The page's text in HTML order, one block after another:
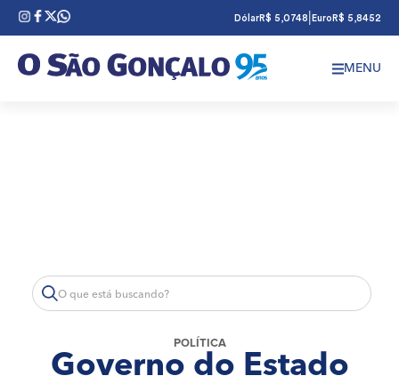
DólarR$ 5,0748 Euro R$ 5,8452
MENU
POLÍTICA
Governo do Estado